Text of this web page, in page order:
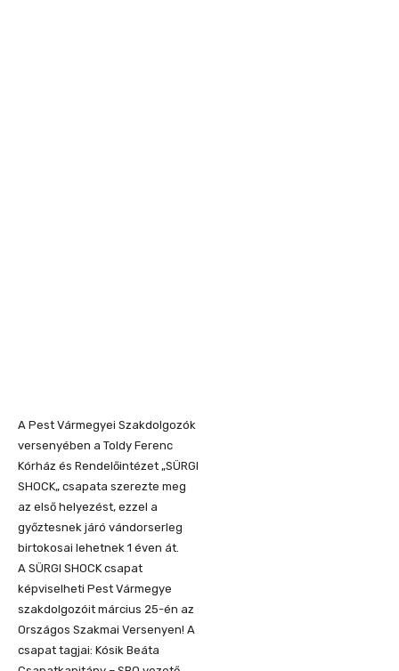
A Pest Vármegyei Szakdolgozók
versenyében a Toldy Ferenc
Kórház és Rendelőintézet „SÜRGI
SHOCK„ csapata szerezte meg
az első helyezést, ezzel a
győztesnek járó vándorserleg
birtokosai lehetnek 1 éven át.
A SÜRGI SHOCK csapat
képviselheti Pest Vármegye
szakdolgozóit március 25-én az
Országos Szakmai Versenyen! A
csapat tagjai: Kósik Beáta